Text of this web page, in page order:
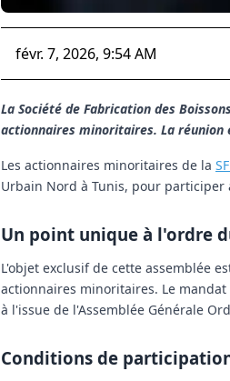
févr. 7, 2026, 9:54 AM
La Société de Fabrication des
actionnaires minoritaires. La réunion
Les actionnaires minoritaires de la
Urbain Nord à Tunis, pour
Un point unique à l'ordre
L'objet exclusif de cette assemblée
actionnaires minoritaires. Le
à l'issue de l'Assemblée Générale
Conditions de